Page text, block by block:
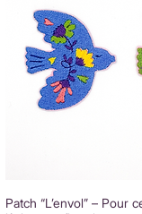
Patch “L’envol” – Pour